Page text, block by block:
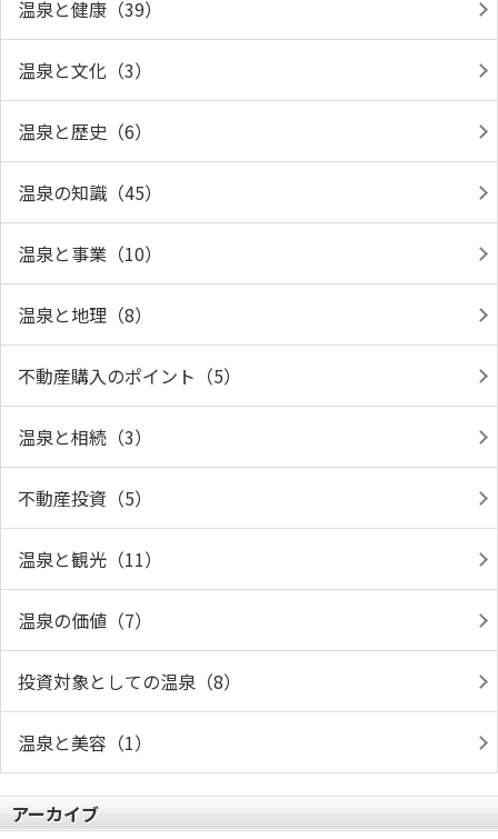
温泉と健康（39）
温泉と文化（3）
温泉と歴史（6）
温泉の知識（45）
温泉と事業（10）
温泉と地理（8）
不動産購入のポイント（5）
温泉と相続（3）
不動産投資（5）
温泉と観光（11）
温泉の価値（7）
投資対象としての温泉（8）
温泉と美容（1）
アーカイブ